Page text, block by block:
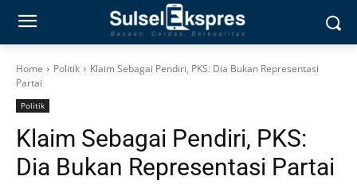
Home Politik
Klaim Sebagai Pendiri, PKS: Dia Bukan Representasi
Partai
Politik
Klaim Sebagai Pendiri, PKS:
Dia Bukan Representasi Partai